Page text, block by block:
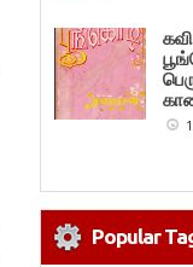
Popular